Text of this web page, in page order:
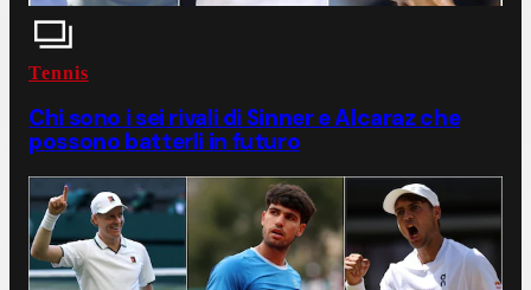
Tennis
Chi sono i sei rivali di Sinner e Alcaraz che
possono batterli in futuro